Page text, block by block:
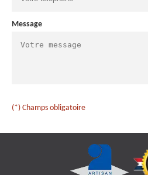
Message
(*) Champs obligatoire